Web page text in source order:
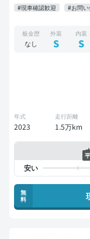
#現車確認歓迎 #お問
板金歴
なし
外装
S
内装
S
年式
2023
走行距離
1.5万km
無
料